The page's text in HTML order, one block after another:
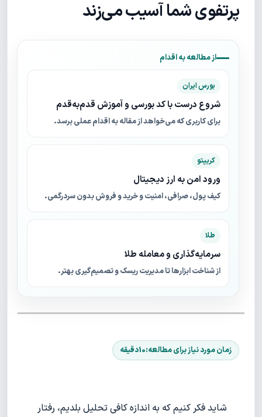
پرتفوی شما آسیب می‌زند
از مطالعه به اقدام
بورس ایران
شروع درست با کد بورسی و آموزش قدم‌به‌قدم
برای کاربری که می‌خواهد از مقاله به اقدام عملی برسد.
کریپتو
ورود امن به ارز دیجیتال
کیف پول، صرافی، امنیت و خرید و فروش بدون سردرگمی.
طلا
سرمایه‌گذاری و معامله طلا
از شناخت ابزارها تا مدیریت ریسک و تصمیم‌گیری بهتر.
شاید فکر کنیم که به اندازه کافی تحلیل بلدیم، رفتار